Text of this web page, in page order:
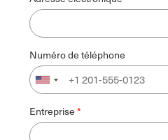
Numéro de téléphone
Entreprise